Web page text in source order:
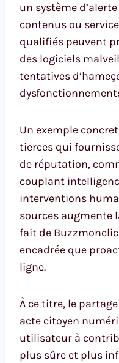
un système
contenus ou
qualifiés peuvent
des logiciels
tentatives
Un exemple
tierces qui
de réputation,
couplant
interventions
sources augmente
fait de
encadrée que
ligne.
À ce titre, le
acte citoyen
utilisateur à
plus sûre et plus